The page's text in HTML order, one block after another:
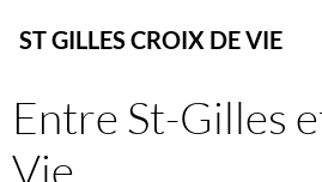
ST GILLES CROIX DE VIE
Entre St-Gilles
Vie.